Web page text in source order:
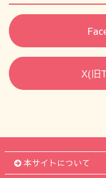
X(旧
本サイトについて